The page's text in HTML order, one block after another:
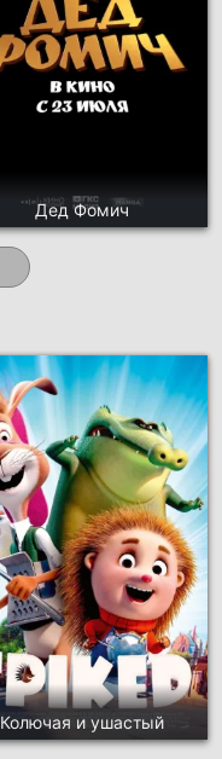
Дед Фомич
Колючая и ушастый